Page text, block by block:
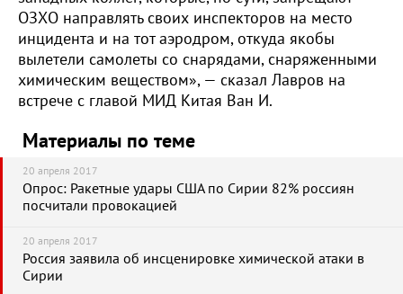
ОЗХО направлять своих инспекторов на место
инцидента и на тот аэродром, откуда якобы
вылетели самолеты со снарядами, снаряженными
химическим веществом», — сказал Лавров на
встрече с главой МИД Китая Ван И.
Материалы по теме
20 апреля 2017
Опрос: Ракетные удары США по Сирии 82% россиян
посчитали провокацией
20 апреля 2017
Россия заявила об инсценировке химической атаки в
Сирии